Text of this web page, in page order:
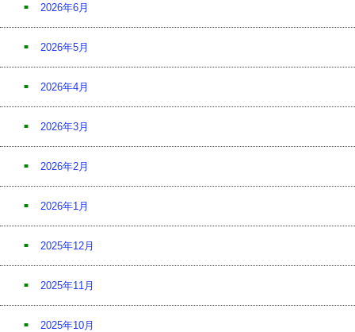
2026年6月
2026年5月
2026年4月
2026年3月
2026年2月
2026年1月
2025年12月
2025年11月
2025年10月